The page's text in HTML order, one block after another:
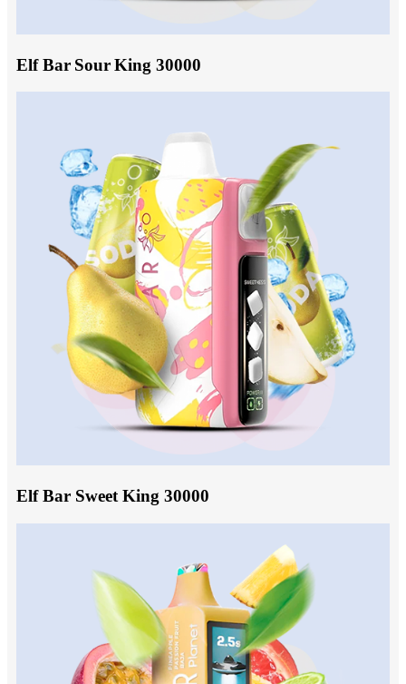
Elf Bar Sour King 30000
Elf Bar Sweet King 30000